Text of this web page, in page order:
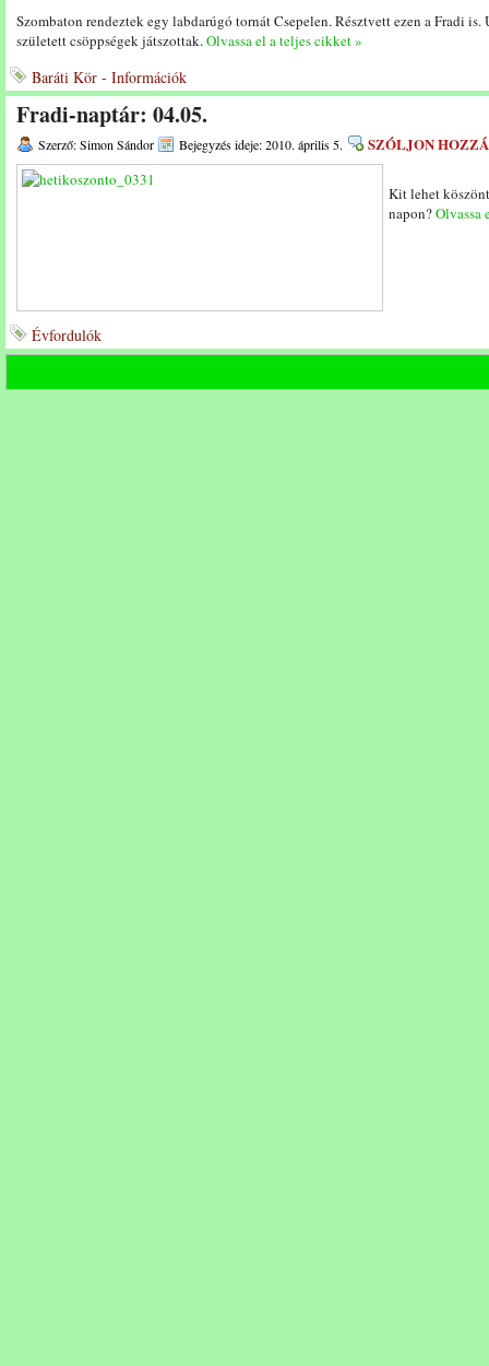
Szombaton rendeztek egy labdarúgó tornát Csepelen. Résztvett ezen a Fradi
született csöppségek játszottak.Olvassa el a teljes cikket »
Baráti Kör - Információk
Fradi-naptár: 04.05.
Szerző: Simon Sándor Bejegyzés ideje: 2010. április 5. SZÓLJON HOZZÁ
Kit lehet
napon?Olvassa
Évfordulók